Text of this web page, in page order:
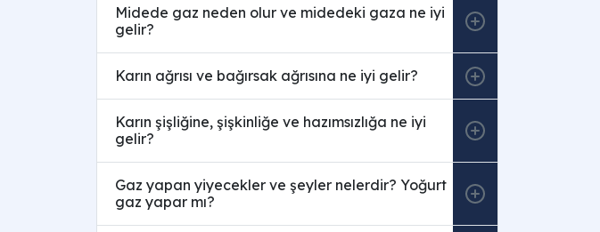
Midede gaz neden olur ve midedeki gaza ne iyi
gelir?
Karın ağrısı ve bağırsak ağrısına ne iyi gelir?
Karın şişliğine, şişkinliğe ve hazımsızlığa ne iyi
gelir?
Gaz yapan yiyecekler ve şeyler nelerdir? Yoğurt
gaz yapar mı?